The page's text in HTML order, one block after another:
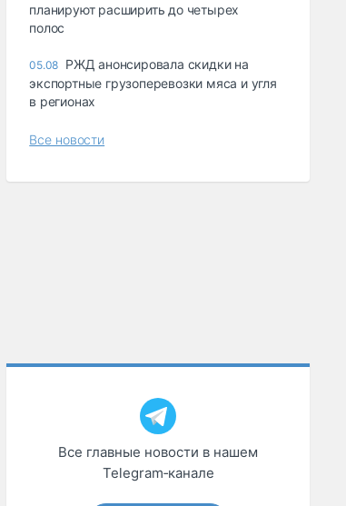
планируют расширить до четырех
полос
05.08 РЖД анонсировала скидки на
экспортные грузоперевозки мяса и угля
в регионах
Все новости
Все главные новости в нашем
Telegram‑канале